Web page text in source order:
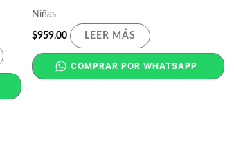
Niñas
$959.00 LEER MÁS
COMPRAR POR WHATSAPP